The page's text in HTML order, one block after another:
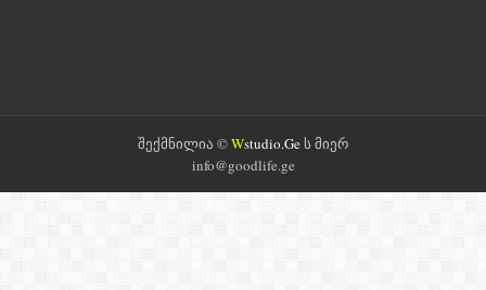
შექმნილია ©Wstudio.Geს მიერ
info@goodlife.ge